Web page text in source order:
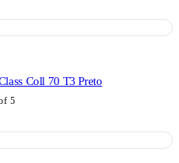
Coll 70 T3 Preto
5